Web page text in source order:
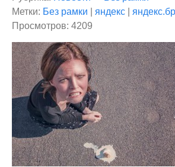
Метки: Без рамки яндекс
Просмотров: 4209